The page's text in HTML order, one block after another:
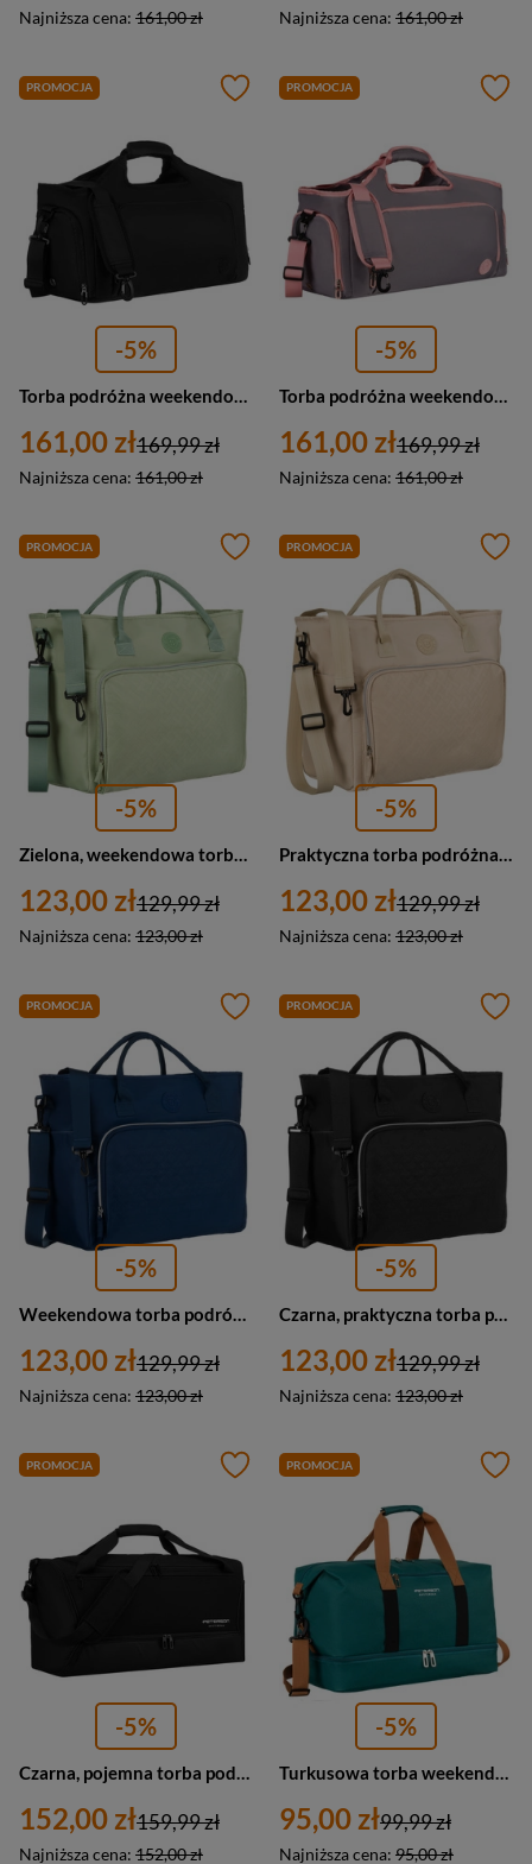
Najniższa cena: 161,00 zł Najniższa cena: 161,00 zł
PROMOCJA
-5%
161,00 zł
Najniższa cena: 161,00 zł
169,99 zł
PROMOCJA
-5%
161,00 zł
Najniższa cena: 161,00 zł
169,99 zł
PROMOCJA
-5%
Zielona, weekendowa torba podróżna z poliestru - Peterson
123,00 zł
Najniższa cena: 123,00 zł
129,99 zł
PROMOCJA
-5%
Praktyczna torba podróżna z poliestru w beżowym kolorze, wyposażona w uchwyt na walizkę - Peterson
123,00 zł
Najniższa cena: 123,00 zł
129,99 zł
PROMOCJA
-5%
123,00 zł
Najniższa cena: 123,00 zł
129,99 zł
PROMOCJA
-5%
123,00 zł
Najniższa cena: 123,00 zł
129,99 zł
PROMOCJA
-5%
Czarna, pojemna torba podróżna wykonana z wytrzymałego poliestru - Peterson
152,00 zł
Najniższa cena: 152,00 zł
159,99 zł
PROMOCJA
-5%
Turkusowa torba weekendowa wykonana z poliestru i zamykana suwakiem - Peterson
95,00 zł
Najniższa cena: 95,00 zł
99,99 zł